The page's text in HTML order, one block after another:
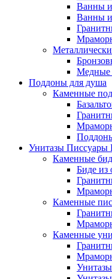
Ванны
Ванны
Медные
Поддоны для душа
Каменные
Унитазы Писсуары
Каменные
Биде из
Каменные
Каменные